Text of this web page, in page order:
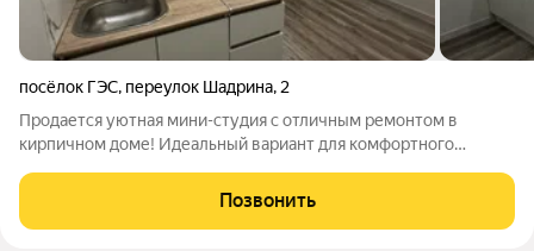
посёлок ГЭС, переулок Шадрина, 2
Продается уютная мини-студия с отличным ремонтом в
кирпичном доме! Идеальный вариант для комфортного
Качественный современный
Позвонить